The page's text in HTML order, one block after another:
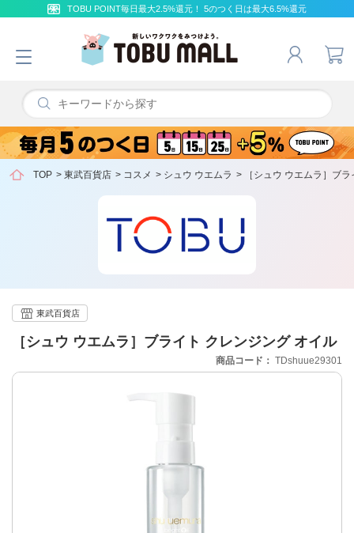
TOBU POINT毎日最大2.5%還元！ 5のつく日は最大6.5%還元
TOP > 東武百貨店 > コスメ > シュウ ウエムラ > ［シュウ ウエムラ］ブ
［シュウ ウエムラ］ブライト クレンジング オイル
東武百貨店
商品コード TDshuue29301